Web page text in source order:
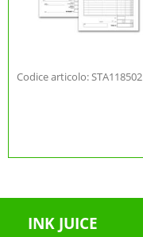
Codice articolo: STA118502
INK JUICE